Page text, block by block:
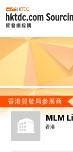
香港貿發局參展商
MLM
香港